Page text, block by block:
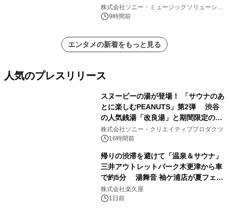
株式会社ソニー・ミュージックソリューショ
ンズ9時間前
エンタメの新着をもっと見る
人気のプレスリリース
スヌーピーの湯が登場！ 「サウナのあ
とに楽しむPEANUTS」第2弾 渋谷
の人気銭湯「改良湯」と期間限定のコ
ラボレーション サウナイキタイコラ
ボグッズも発売決定！
株式会社ソニー・クリエイティブプロダクツ
16時間前
帰りの渋滞を避けて「温泉＆サウナ」
三井アウトレットパーク木更津から車
で約5分 湯舞音 袖ケ浦店が夏フェア
メニューを提供
株式会社楽久屋
1日前